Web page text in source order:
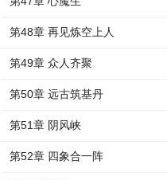
第48章 再见炼空上人
第49章 众人齐聚
第50章 远古筑基丹
第51章 阴风峡
第52章 四象合一阵